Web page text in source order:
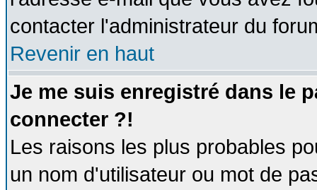
contacter l'administrateur du
Revenir en haut
Je me suis enregistré dans le
connecter ?!
Les raisons les plus probables
un nom d'utilisateur ou mot de